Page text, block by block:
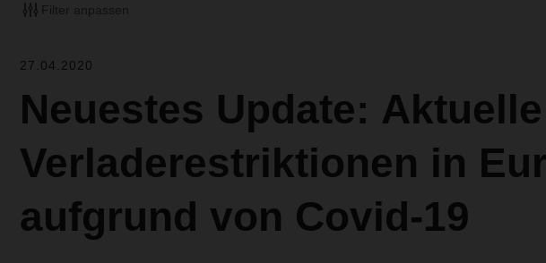
Filter anpassen
27.04.2020
Neuestes Update: Aktuelle
Verladerestriktionen in
aufgrund von Covid-19